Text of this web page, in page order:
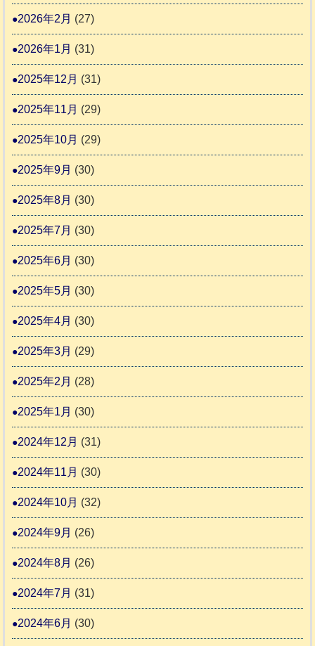
議
報
2026年2月 (27)
2026年1月 (31)
2025年12月 (31)
2025年11月 (29)
2025年10月 (29)
2025年9月 (30)
2025年8月 (30)
2025年7月 (30)
2025年6月 (30)
2025年5月 (30)
2025年4月 (30)
2025年3月 (29)
2025年2月 (28)
2025年1月 (30)
2024年12月 (31)
2024年11月 (30)
2024年10月 (32)
2024年9月 (26)
2024年8月 (26)
2024年7月 (31)
2024年6月 (30)